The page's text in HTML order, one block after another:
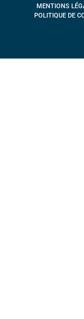
MENTIONS
POLITIQUE DE